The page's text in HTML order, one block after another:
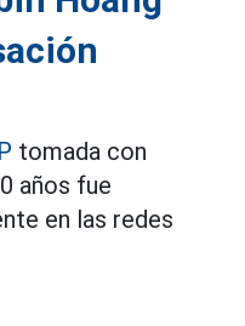
tomada con
años fue
en las redes